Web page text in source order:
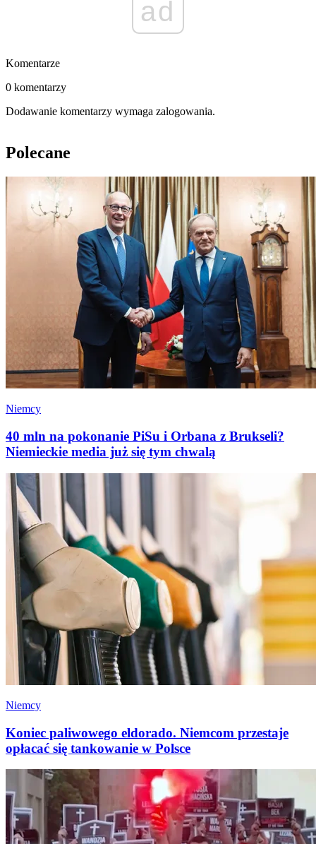
ad
Komentarze
0 komentarzy
Dodawanie komentarzy wymaga zalogowania.
Polecane
Niemcy
40 mln na pokonanie PiSu i Orbana z Brukseli?
Niemieckie media już się tym chwalą
Niemcy
Koniec paliwowego eldorado. Niemcom przestaje
opłacać się tankowanie w Polsce